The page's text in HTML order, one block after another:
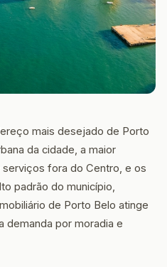
mais desejado de Porto
da cidade, a maior
fora do Centro, e os
padrão do município,
de Porto Belo atinge
demanda por moradia e